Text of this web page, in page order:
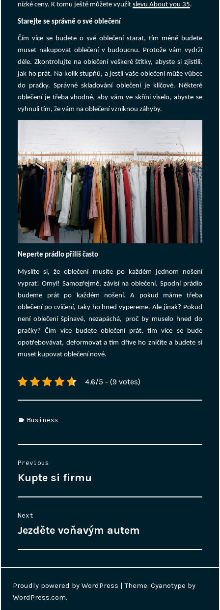
nízké ceny. K tomu ještě můžete využítslevu About you 35.
Starejte se správně o své oblečení
Čím více se budete o své oblečení starat, tím méně budete
muset nakupovat oblečení v budoucnu. Protože vám vydrží
déle. Zkontrolujte na oblečení veškeré štítky, abyste si zjistili,
jak ho prát. Na kolik stupňů, a jestli vaše oblečení může vůbec
do pračky. Správné skladování oblečení je klíčové. Některé
oblečení je třeba vhodné, aby vám ve skříni viselo, abyste se
vyhnuli tím, že vám na oblečení vzniknou záhyby.
Neperte prádlo příliš často
Myslíte si, že oblečení musíte po každém jednom nošení
vyprat! Omyl! Samozřejmě, závisí na oblečení. Spodní prádlo
budeme prát po každém nošení. A pokud máme třeba
oblečení po cvičení, taky ho hned vypereme. Ale jinak? Pokud
není oblečení špinavé, nezapáchá, proč by muselo hned do
pračky? Čím více budete oblečení prát, tím více se bude
opotřebovávat, deformovat a tím dříve ho zničíte a budete si
muset kupovat oblečení nové.
4.6/5 - (9 votes)
Categories
Business
Previous
Previous
Kupte si firmu
Next
Next
Jezděte voňavým autem
Proudly powered by WordPress |Theme: Cyanotype by
WordPress.com.